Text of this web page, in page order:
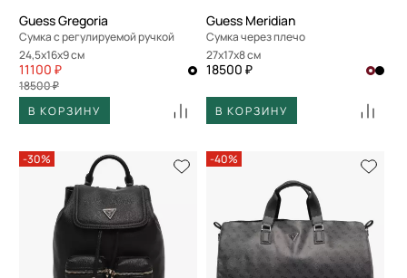
Guess Gregoria
Сумка с регулируемой ручкой
24,5x16x9 см
11100 ₽
18500 ₽
В КОРЗИНУ
Guess Meridian
Сумка через плечо
27x17x8 см
18500 ₽
В КОРЗИНУ
-30% -40%